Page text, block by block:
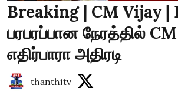
Breaking | CM Vijay |
பரபரப்பான நேரத்தில்
எதிர்பாரா அதிரடி
thanthitv